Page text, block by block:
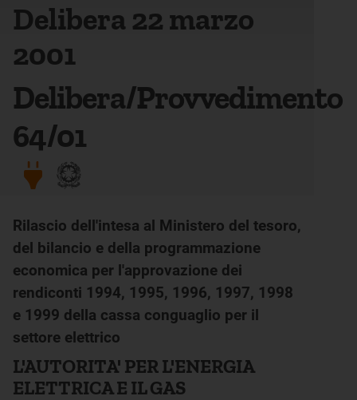
Delibera 22 marzo
2001
Delibera/Provvedimento
64/01
Rilascio dell'intesa al Ministero del tesoro,
del bilancio e della programmazione
economica per l'approvazione dei
rendiconti 1994, 1995, 1996, 1997, 1998
e 1999 della cassa conguaglio per il
settore elettrico
L'AUTORITA' PER L'ENERGIA
ELETTRICA E IL GAS